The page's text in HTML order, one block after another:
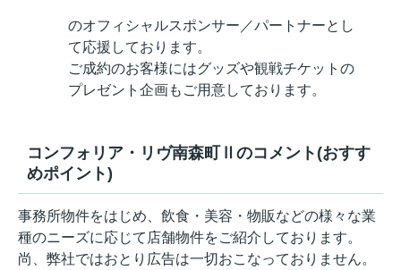
のオフィシャルスポンサー／パートナーとし
て応援しております。
ご成約のお客様にはグッズや観戦チケットの
プレゼント企画もご用意しております。
コンフォリア・リヴ南森町Ⅱのコメント(おすす
めポイント)
事務所物件をはじめ、飲食・美容・物販などの様々な業
種のニーズに応じて店舗物件をご紹介しております。
尚、弊社ではおとり広告は一切おこなっておりません。